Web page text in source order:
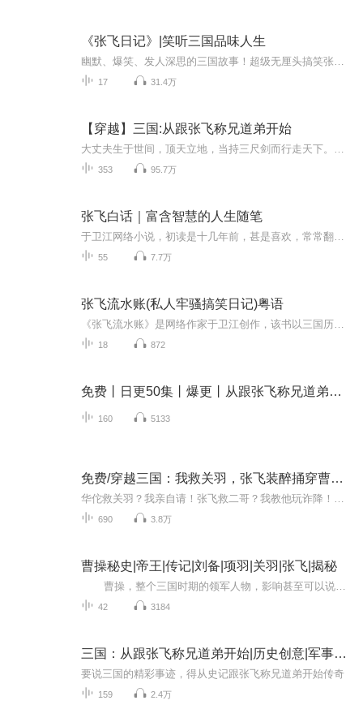
《张飞日记》|笑听三国品味人生
17 31.4万
【穿越】三国:从跟张飞称兄道弟开始
353 95.7万
张飞白话｜富含智慧的人生随笔
55 7.7万
张飞流水账(私人牢骚搞笑日记)粤语
18 872
免费丨日更50集丨爆更丨从跟张飞称兄道弟开始丨D3
160 5133
免费/穿越三国：我救关羽，张飞装醉捅穿曹营！/多播
690 3.8万
曹操秘史|帝王|传记|刘备|项羽|关羽|张飞|揭秘
42 3184
三国：从跟张飞称兄道弟开始|历史创意|军事兄弟|免费
要说三国的精彩事迹，得从史记跟张飞称兄道弟开始传奇
159 2.4万